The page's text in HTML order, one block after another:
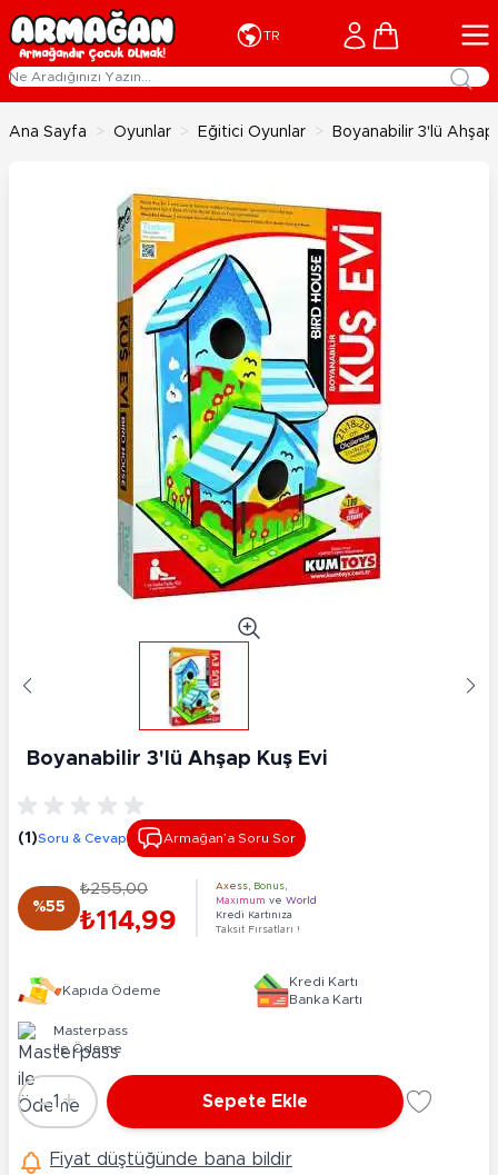
İçeriğe geç
TR Cart
Ana Sayfa > Oyunlar > Eğitici Oyunlar > Boyanabilir 3'lü Ahşap
Boyanabilir 3'lü Ahşap Kuş Evi
(1)Soru & Cevap Armağan’a Soru Sor
%55
₺255,00
₺114,99
Axess Bonus
Maximum ve World
Kredi Kartınıza
Taksit Fırsatları !
Kapıda Ödeme
Kredi Kartı
Banka Kartı
Masterpass
ile Ödeme
Adet
-1 + Sepete Ekle
Fiyat düştüğünde bana bildir